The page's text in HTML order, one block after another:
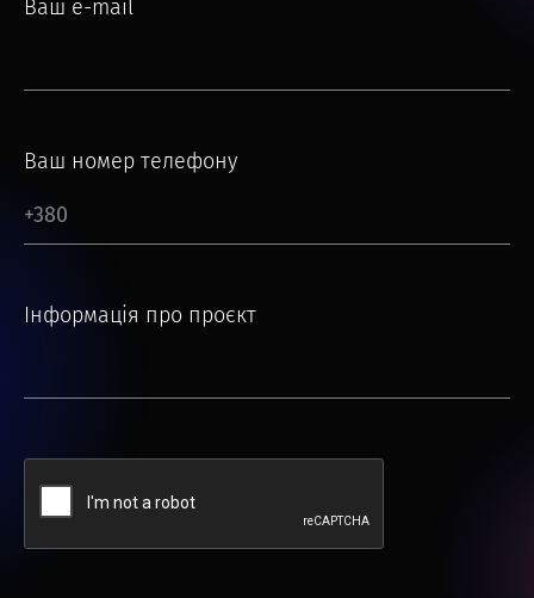
Ваш e-mail
Ваш номер телефону
Інформація про проєкт